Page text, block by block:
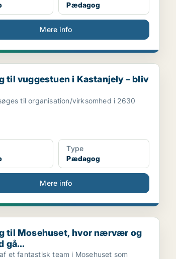
Pædagog
Mere info
i Kastanjely – bliv en del ...
til vuggestuen i Kastanjely – bliv
til organisation/virksomhed i 2630
Type
Pædagog
Mere info
hvor nærvær og faglighed gå...
til Mosehuset, hvor nærvær og
gå...
et fantastisk team i Mosehuset som